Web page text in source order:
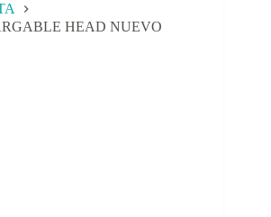
HEAD NUEVO